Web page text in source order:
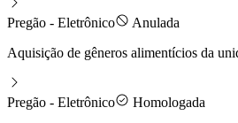
Pregão - Eletrônico
Anulada
Aquisição de gêneros alimentícios da
Pregão - Eletrônico
Homologada